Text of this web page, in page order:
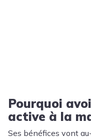
Pourquoi
active à la
Ses bénéfices vont